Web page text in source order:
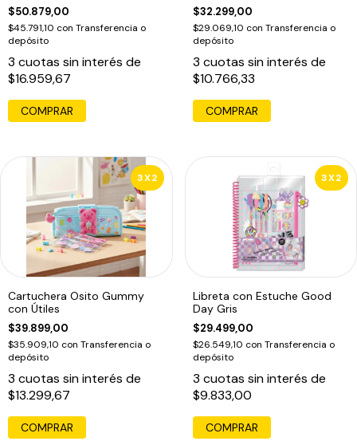
$50.879,00
$45.791,10 con Transferencia o
depósito
3 cuotas sin interés de
$16.959,67
$32.299,00
$29.069,10 con Transferencia o
depósito
3 cuotas sin interés de
$10.766,33
3X2
Cartuchera Osito Gummy
con Útiles
$39.899,00
$35.909,10 con Transferencia o
depósito
3 cuotas sin interés de
$13.299,67
3X2
Libreta con Estuche Good
Day Gris
$29.499,00
$26.549,10 con Transferencia o
depósito
3 cuotas sin interés de
$9.833,00